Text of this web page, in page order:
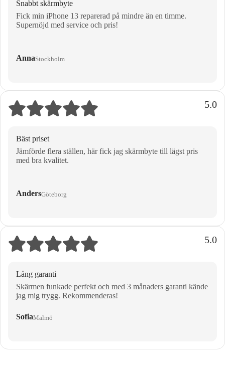
Snabbt skärmbyte
Fick min iPhone 13 reparerad på mindre än en timme.
Supernöjd med service och pris!
AnnaStockholm
5.0
Bäst priset
Jämförde flera ställen, här fick jag skärmbyte till lägst pris
med bra kvalitet.
AndersGöteborg
5.0
Lång garanti
Skärmen funkade perfekt och med 3 månaders garanti kände
jag mig trygg. Rekommenderas!
SofiaMalmö